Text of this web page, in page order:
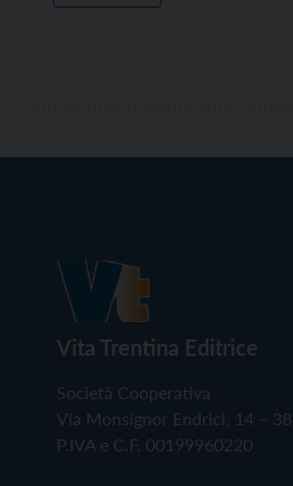
Vita Trentina Editrice
Società Cooperativa
Via Monsignor Endrici, 14 –
P.IVA e C.F. 00199960220